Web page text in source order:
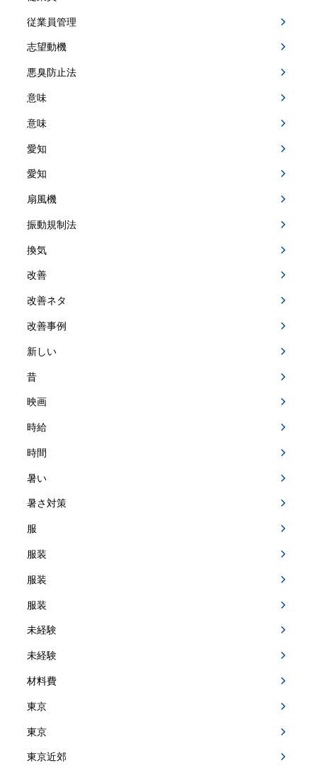
従業員管理
志望動機
悪臭防止法
意味
意味
愛知
愛知
扇風機
振動規制法
換気
改善
改善ネタ
改善事例
新しい
昔
映画
時給
時間
暑い
暑さ対策
服
服装
服装
服装
未経験
未経験
材料費
東京
東京
東京近郊